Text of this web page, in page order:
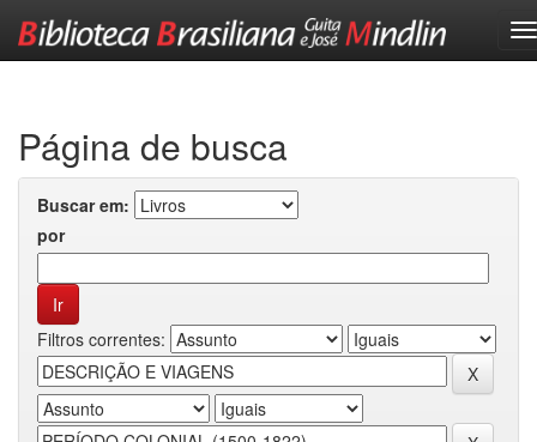
Página de busca
Buscar em:
por
Filtros correntes: